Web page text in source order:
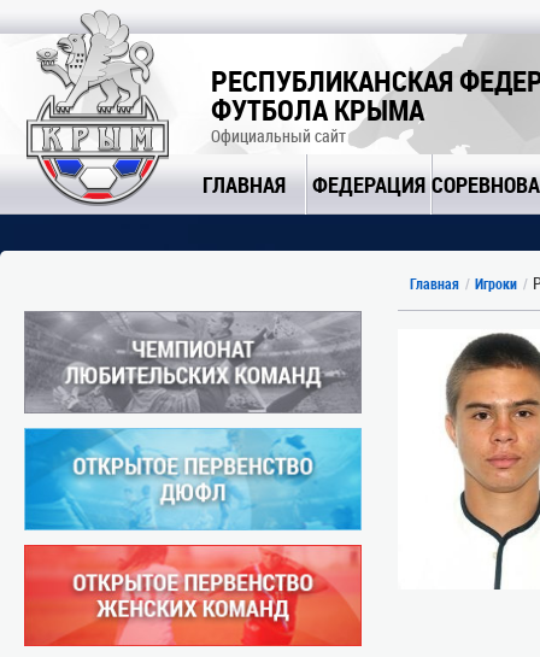
РЕСПУБЛИКАНСКАЯ
ФУТБОЛА КРЫМА
Официальный сайт
ГЛАВНАЯ ФЕДЕРАЦИЯ
Главная Игроки